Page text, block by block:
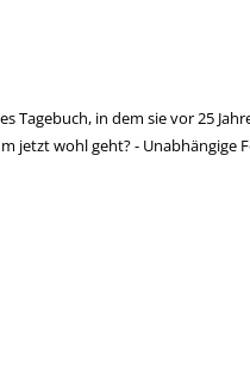
Tagebuch, in dem sie vor 25
jetzt wohl geht? - Unabhängige